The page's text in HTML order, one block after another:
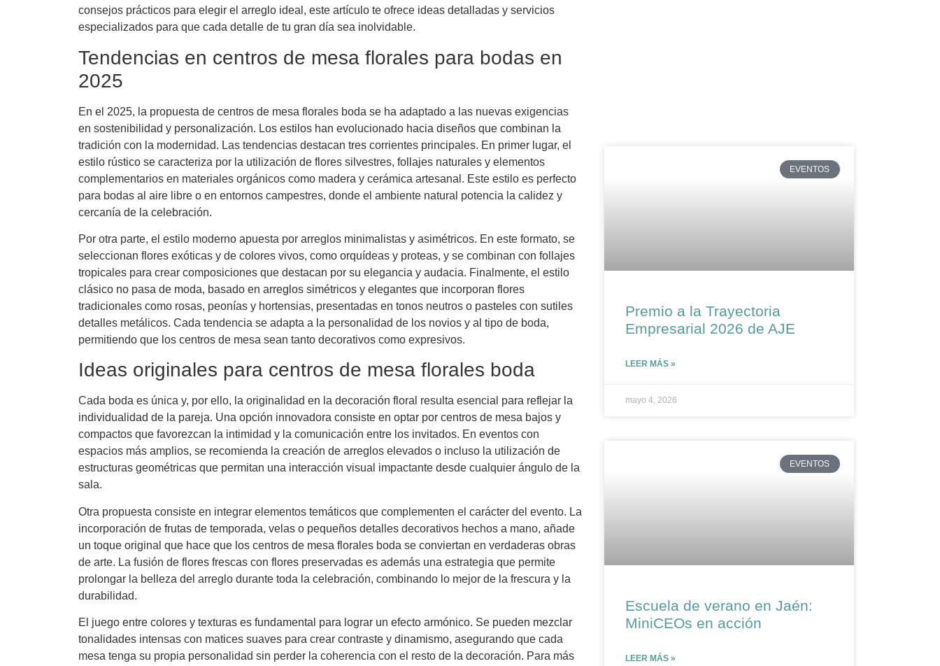
consejos prácticos para elegir el arreglo ideal, este artículo te ofrece ideas detalladas y servicios
especializados para que cada detalle de tu gran día sea inolvidable.
Tendencias en centros de mesa florales para bodas en
2025
En el 2025, la propuesta de centros de mesa florales boda se ha adaptado a las nuevas exigencias
en sostenibilidad y personalización. Los estilos han evolucionado hacia diseños que combinan la
tradición con la modernidad. Las tendencias destacan tres corrientes principales. En primer lugar, el
estilo rústico se caracteriza por la utilización de flores silvestres, follajes naturales y elementos
complementarios en materiales orgánicos como madera y cerámica artesanal. Este estilo es perfecto
para bodas al aire libre o en entornos campestres, donde el ambiente natural potencia la calidez y
cercanía de la celebración.
Por otra parte, el estilo moderno apuesta por arreglos minimalistas y asimétricos. En este formato, se
seleccionan flores exóticas y de colores vivos, como orquídeas y proteas, y se combinan con follajes
tropicales para crear composiciones que destacan por su elegancia y audacia. Finalmente, el estilo
clásico no pasa de moda, basado en arreglos simétricos y elegantes que incorporan flores
tradicionales como rosas, peonías y hortensias, presentadas en tonos neutros o pasteles con sutiles
detalles metálicos. Cada tendencia se adapta a la personalidad de los novios y al tipo de boda,
permitiendo que los centros de mesa sean tanto decorativos como expresivos.
Ideas originales para centros de mesa florales boda
Cada boda es única y, por ello, la originalidad en la decoración floral resulta esencial para reflejar la
individualidad de la pareja. Una opción innovadora consiste en optar por centros de mesa bajos y
compactos que favorezcan la intimidad y la comunicación entre los invitados. En eventos con
espacios más amplios, se recomienda la creación de arreglos elevados o incluso la utilización de
estructuras geométricas que permitan una interacción visual impactante desde cualquier ángulo de la
sala.
Otra propuesta consiste en integrar elementos temáticos que complementen el carácter del evento. La
incorporación de frutas de temporada, velas o pequeños detalles decorativos hechos a mano, añade
un toque original que hace que los centros de mesa florales boda se conviertan en verdaderas obras
de arte. La fusión de flores frescas con flores preservadas es además una estrategia que permite
prolongar la belleza del arreglo durante toda la celebración, combinando lo mejor de la frescura y la
durabilidad.
El juego entre colores y texturas es fundamental para lograr un efecto armónico. Se pueden mezclar
tonalidades intensas con matices suaves para crear contraste y dinamismo, asegurando que cada
mesa tenga su propia personalidad sin perder la coherencia con el resto de la decoración. Para más
EVENTOS
Premio a la Trayectoria
Empresarial 2026 de AJE
LEER MÁS »
mayo 4, 2026
EVENTOS
Escuela de verano en Jaén:
MiniCEOs en acción
LEER MÁS »